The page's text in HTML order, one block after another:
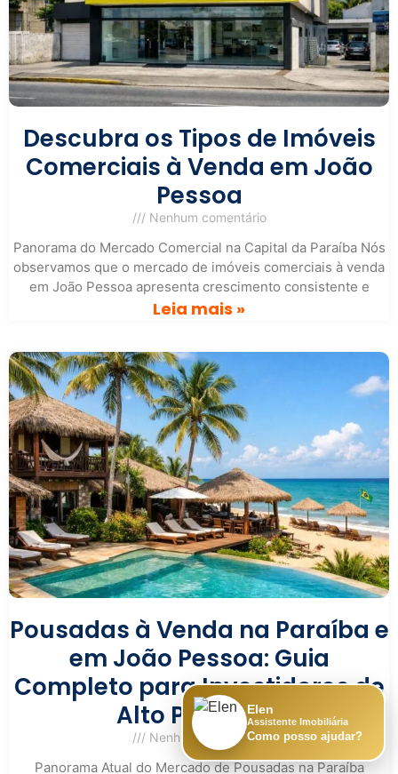
Descubra os Tipos de Imóveis
Comerciais à Venda em João
Pessoa
Nenhum comentário
Panorama do Mercado Comercial na Capital da Paraíba Nós
observamos que o mercado de imóveis comerciais à venda
em João Pessoa apresenta crescimento consistente e
Leia mais »
Pousadas à Venda na Paraíba e
em João Pessoa: Guia
Completo para Investidores de
Alto Potencial
Nenhum comentário
Panorama Atual do Mercado de Pousadas na Paraíba
Elen
Assistente Imobiliária
Como posso ajudar?